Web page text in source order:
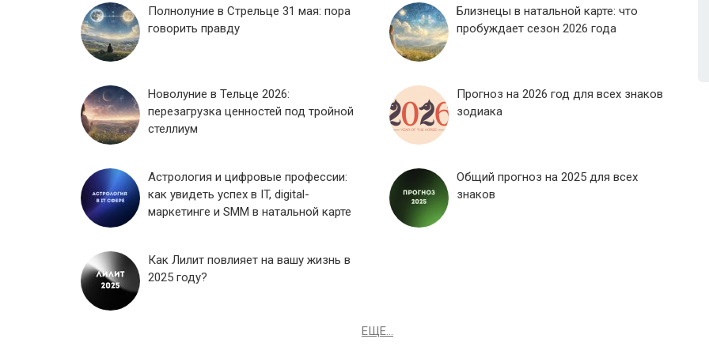
Полнолуние в Стрельце 31 мая: пора
говорить правду
Близнецы в натальной карте: что
пробуждает сезон 2026 года
Новолуние в Тельце 2026:
перезагрузка ценностей под тройной
стеллиум
Прогноз на 2026 год для всех знаков
зодиака
Астрология и цифровые профессии:
как увидеть успех в IT, digital-
маркетинге и SMM в натальной карте
Общий прогноз на 2025 для всех
знаков
Как Лилит повлияет на вашу жизнь в
2025 году?
ЕЩЕ...